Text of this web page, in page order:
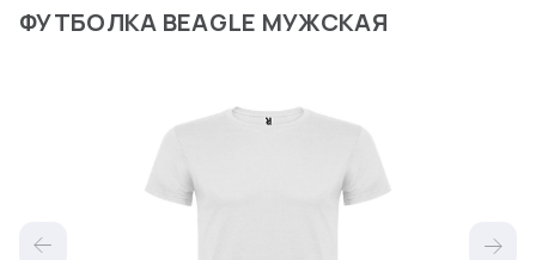
ФУТБОЛКА BEAGLE МУЖСКАЯ